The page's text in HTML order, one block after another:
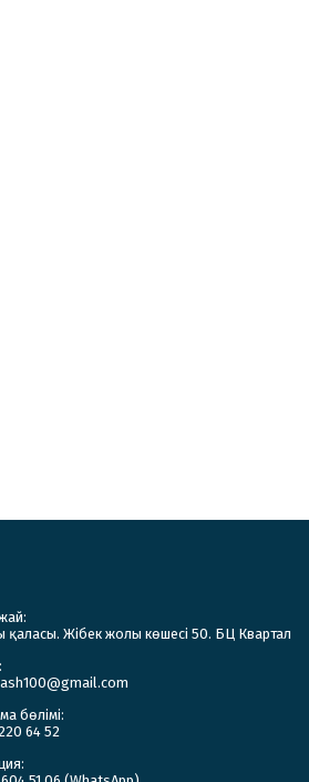
қаласы. Жібек жолы көшесі 50. БЦ Квартал
бөлімі:
64 52